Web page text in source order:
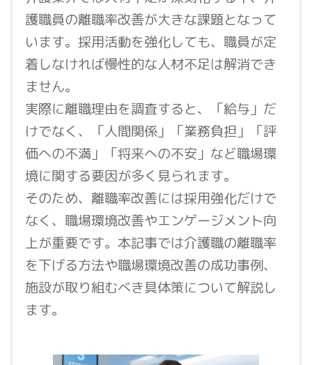
護職員の離職率改善が大きな課題となって
います。採用活動を強化しても、職員が定
着しなければ慢性的な人材不足は解消でき
ません。
実際に離職理由を調査すると、「給与」だ
けでなく、「人間関係」「業務負担」「評
価への不満」「将来への不安」など職場環
境に関する要因が多く見られます。
そのため、離職率改善には採用強化だけで
なく、職場環境改善やエンゲージメント向
上が重要です。本記事では介護職の離職率
を下げる方法や職場環境改善の成功事例、
施設が取り組むべき具体策について解説し
ます。